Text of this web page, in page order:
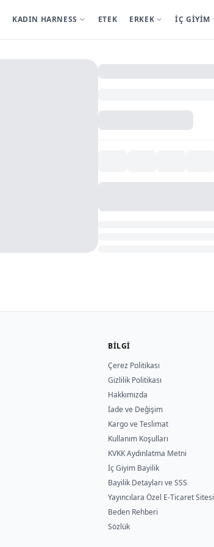
KADIN HARNESS ETEK ERKEK İÇ GİYİM
BILGI
Çerez Politikası
Gizlilik Politikası
Hakkımızda
İade ve Değişim
Kargo ve Teslimat
Kullanım Koşulları
KVKK Aydınlatma Metni
İç Giyim Bayilik
Bayilik Detayları ve SSS
Yayıncılara Özel E-Ticaret Sitesi
Beden Rehberi
Sözlük